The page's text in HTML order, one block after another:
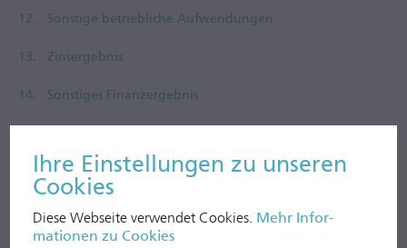
Ihre Ein­stell­ungen zu unseren
Cookies
Diese Webseite verwendet Cookies. Mehr In­for­
mationen zu Cookies
12. Sonstige betriebliche Aufwendungen
13. Zinsergebnis
14. Sonstiges Finanzergebnis